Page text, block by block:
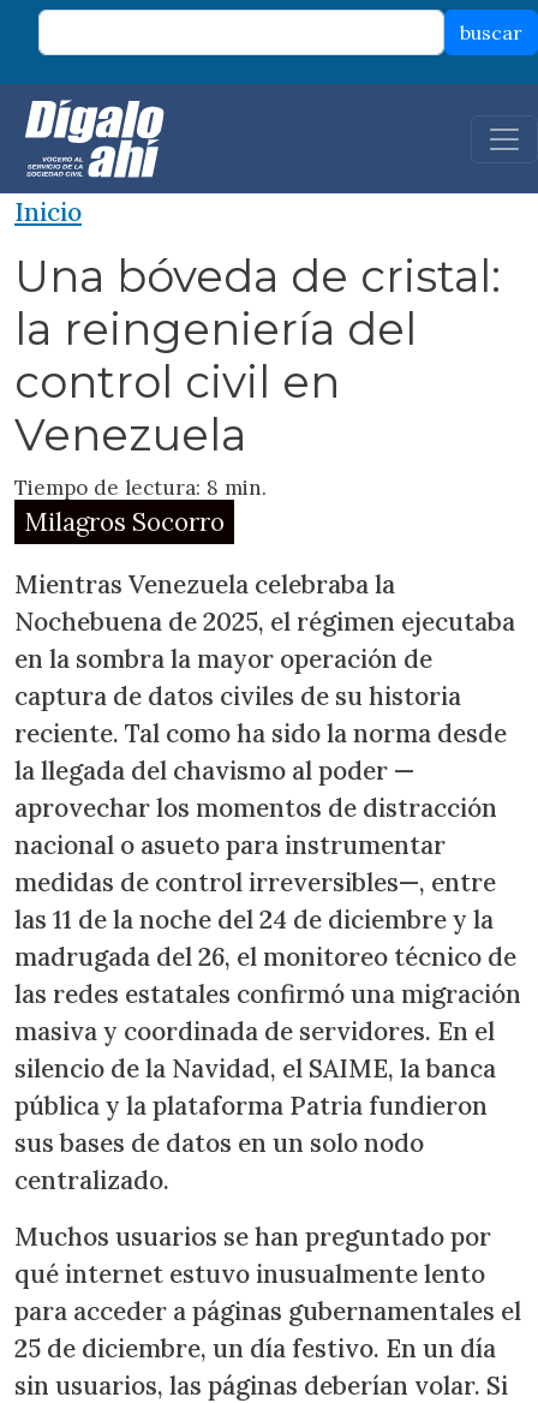
Pasar al contenido principal
buscar
Inicio
Una bóveda de cristal:
la reingeniería del
control civil en
Venezuela
Tiempo de lectura: 8 min.
Milagros Socorro
Mientras Venezuela celebraba la
Nochebuena de 2025, el régimen ejecutaba
en la sombra la mayor operación de
captura de datos civiles de su historia
reciente. Tal como ha sido la norma desde
la llegada del chavismo al poder —
aprovechar los momentos de distracción
nacional o asueto para instrumentar
medidas de control irreversibles—, entre
las 11 de la noche del 24 de diciembre y la
madrugada del 26, el monitoreo técnico de
las redes estatales confirmó una migración
masiva y coordinada de servidores. En el
silencio de la Navidad, el SAIME, la banca
pública y la plataforma Patria fundieron
sus bases de datos en un solo nodo
centralizado.
Muchos usuarios se han preguntado por
qué internet estuvo inusualmente lento
para acceder a páginas gubernamentales el
25 de diciembre, un día festivo. En un día
sin usuarios, las páginas deberían volar. Si